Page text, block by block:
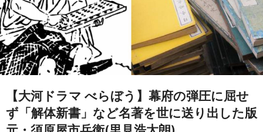
【大河ドラマ べらぼう】幕府の弾圧に屈せ
ず「解体新書」など名著を世に送り出した版